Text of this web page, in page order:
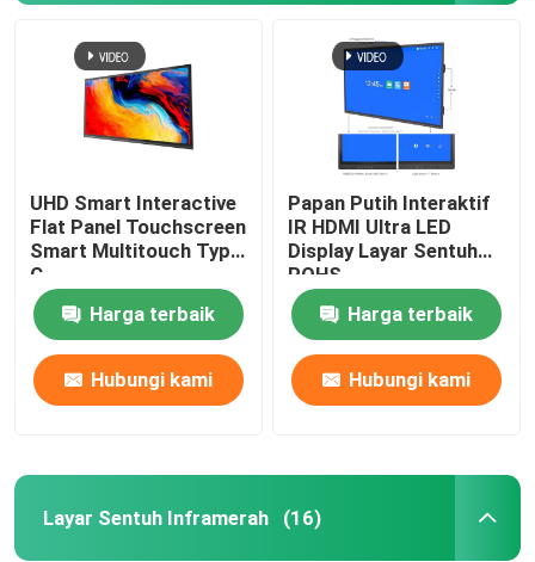
UHD Smart Interactive
Flat Panel Touchscreen
Smart Multitouch Type
C
Harga terbaik
Hubungi kami
Papan Putih Interaktif
IR HDMI Ultra LED
Display Layar Sentuh
ROHS
Harga terbaik
Hubungi kami
Layar Sentuh Inframerah (16)